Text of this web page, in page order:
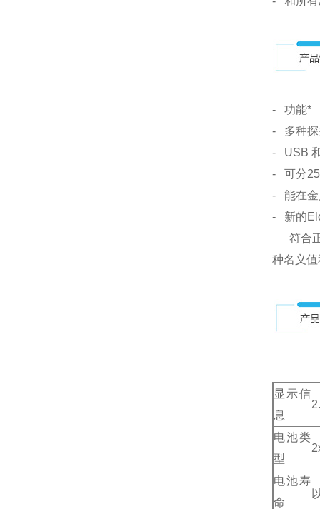
- 功能*
- 多种探
- USB
- 可分
- 能在金
- 新的
符合正
种名义
显示信
息
电池类
型
电池寿
命